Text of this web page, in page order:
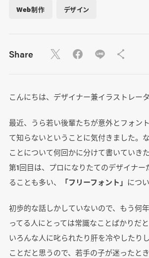
Web制作 デザイン
Share
こんにちは、デザイナー兼イラストレー
最近、うら若い後輩たちが意外とフォン
て知らないということに気付きました。
ことについて何回かに分けて書いていき
第1回目は、プロになりたてのデザイナー
ることも多い、
「フリーフォント」 につ
初歩的な話しかしていないので、もう何
ってる人にとっては常識なことばかりだと
いろんな人に叱られたり肝を冷やしたり
ことだと思うので、若手の子が迷ったと